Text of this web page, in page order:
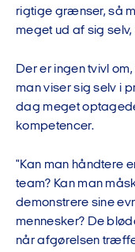
rigtige grænser, så
meget ud af sig
Der er ingen tvivl
man viser sig selv i
dag meget
kompetencer.
"Kan man håndtere
team? Kan man
demonstrere sine
mennesker? De
når afgørelsen